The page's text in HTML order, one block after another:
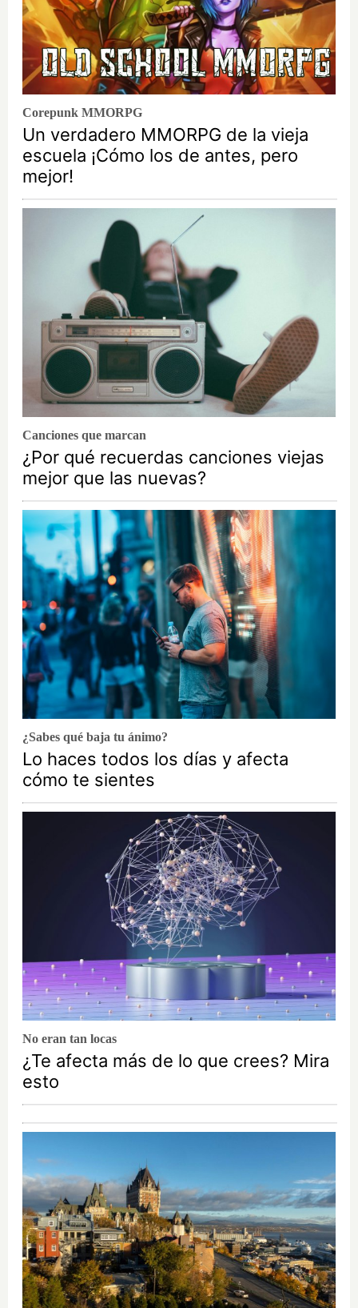
Corepunk MMORPG
Un verdadero MMORPG de la vieja
escuela ¡Cómo los de antes, pero
mejor!
Canciones que marcan
¿Por qué recuerdas canciones viejas
mejor que las nuevas?
¿Sabes qué baja tu ánimo?
Lo haces todos los días y afecta
cómo te sientes
No eran tan locas
¿Te afecta más de lo que crees? Mira
esto